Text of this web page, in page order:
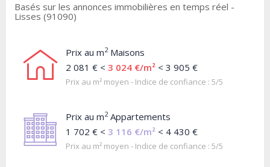
Basés sur les annonces immobilières en temps réel -
Lisses (91090)
Prix au m2Maisons
2 081 € < 3 024 €/m² < 3 905 €
Prix au m² moyen - Indice de confiance : 5/5
Prix au m2Appartements
1 702 € < 3 116 €/m² < 4 430 €
Prix au m² moyen - Indice de confiance : 5/5